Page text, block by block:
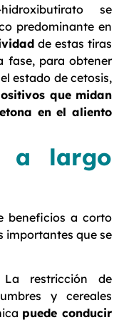
se
predominante en
de estas tiras
fase, para obtener
estado de cetosis,
que midan
en el aliento
a largo
beneficios a corto
importantes que se
restricción de
y cereales
puede conducir